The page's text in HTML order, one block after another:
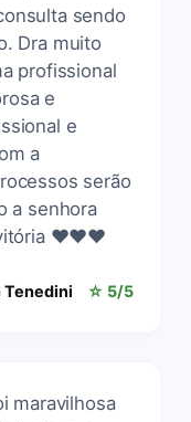
sendo
Dra muito
profissional
e
e
a
serão
a senhora
vitória ❤️❤️❤️
Tenedini ☆ 5/5
maravilhosa